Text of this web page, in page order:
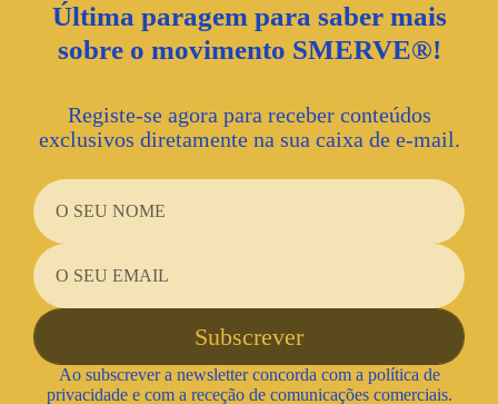
Última paragem para saber mais
sobre o movimento SMERVE®!
Registe-se agora para receber conteúdos
exclusivos diretamente na sua caixa de e-mail.
Ao subscrever a newsletter concorda com a política de
privacidade e com a receção de comunicações comerciais.